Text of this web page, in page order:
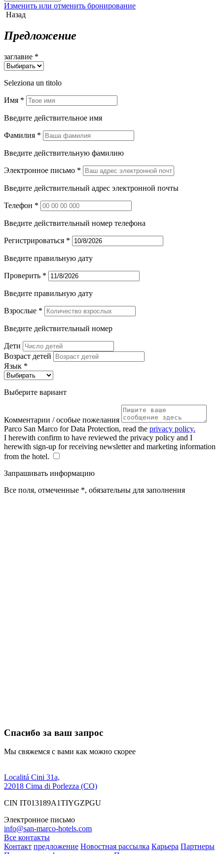
Изменить или отменить бронирование
Назад
Предложение
заглавие *
Seleziona un titolo
Имя *
Введите действительное имя
Фамилия *
Введите действительную фамилию
Электронное письмо *
Введите действительный адрес электронной почты
Телефон *
Введите действительный номер телефона
Регистрироваться *
Введите правильную дату
Проверить *
Введите правильную дату
Взрослые *
Введите действительный номер
Дети
Возраст детей
Язык *
Выберите вариант
Комментарии / особые пожелания
Parco San Marco for Data Protection, read the privacy policy.
I herewith confirm to have reviewed the privacy policy and I
herewith sign-up for receiving newsletter and marketing information
from the hotel.
Запрашивать информацию
Все поля, отмеченные *, обязательны для заполнения
Спасибо за ваш запрос
Мы свяжемся с вами как можно скорее
Localitá Cini 31a,
22018 Cima di Porlezza (CO)
CIN IT013189A1TIYGZPGU
Электронное письмо
info@san-marco-hotels.com
Все контакты
Контакт предложение Новостная рассылка Карьера Партнеры